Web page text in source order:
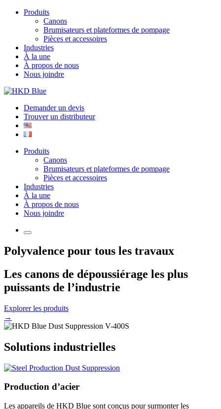
Produits
Canons
Brumisateurs et plateformes de pompage
Pièces et accessoires
Industries
À la une
À propos de nous
Nous joindre
Demander un devis
Trouver un distributeur
Produits
Canons
Brumisateurs et plateformes de pompage
Pièces et accessoires
Industries
À la une
À propos de nous
Nous joindre
Polyvalence pour tous les travaux
Les canons de dépoussiérage les plus
puissants de l’industrie
Explorer les produits
→
Solutions industrielles
Production d’acier
Les appareils de HKD Blue sont conçus pour surmonter les